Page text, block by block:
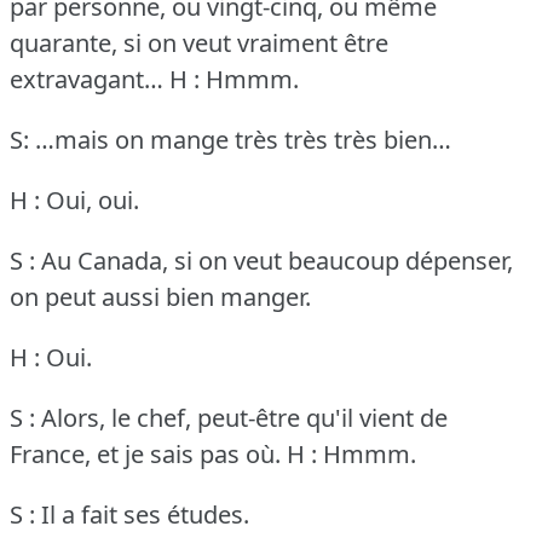
par personne, ou vingt-cinq, ou même
quarante, si on veut vraiment être
extravagant… H : Hmmm.
S: …mais on mange très très très bien…
H : Oui, oui.
S : Au Canada, si on veut beaucoup dépenser,
on peut aussi bien manger.
H : Oui.
S : Alors, le chef, peut-être qu'il vient de
France, et je sais pas où. H : Hmmm.
S : Il a fait ses études.